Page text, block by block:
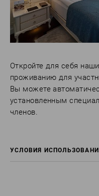
Откройте для себя
проживанию для
Вы можете
установленным
членов.
УСЛОВИЯ